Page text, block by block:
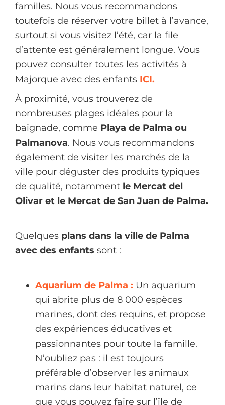
familles. Nous vous recommandons
toutefois de réserver votre billet à l’avance,
surtout si vous visitez l’été, car la file
d’attente est généralement longue. Vous
pouvez consulter toutes les activités à
Majorque avec des enfants ICI.
À proximité, vous trouverez de
nombreuses plages idéales pour la
baignade, comme Playa de Palma ou
Palmanova. Nous vous recommandons
également de visiter les marchés de la
ville pour déguster des produits typiques
de qualité, notamment le Mercat del
Olivar et le Mercat de San Juan de Palma.
Quelques plans dans la ville de Palma
avec des enfants sont :
Aquarium de Palma : Un aquarium
qui abrite plus de 8 000 espèces
marines, dont des requins, et propose
des expériences éducatives et
passionnantes pour toute la famille.
N’oubliez pas : il est toujours
préférable d’observer les animaux
marins dans leur habitat naturel, ce
que vous pouvez faire sur l’île de